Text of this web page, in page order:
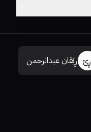
ڕێ ڕێڤان عبدالرحمن